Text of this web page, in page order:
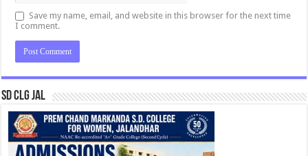
Save my name, email, and website in this browser for the next time
I comment.
SD CLG JAL